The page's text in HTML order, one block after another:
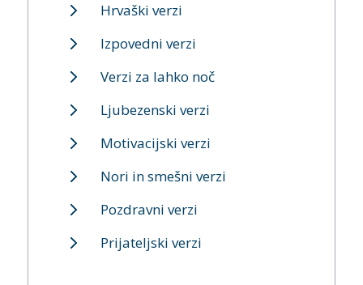
Hrvaški verzi
Izpovedni verzi
Verzi za lahko noč
Ljubezenski verzi
Motivacijski verzi
Nori in smešni verzi
Pozdravni verzi
Prijateljski verzi